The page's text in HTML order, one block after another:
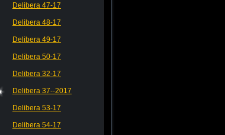
Delibera 47-17
Delibera 48-17
Delibera 49-17
Delibera 50-17
Delibera 32-17
Delibera 37--2017
Delibera 53-17
Delibera 54-17